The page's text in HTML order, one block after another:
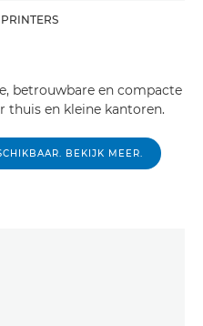
betrouwbare en compacte
thuis en kleine kantoren.
BEKIJK MEER.